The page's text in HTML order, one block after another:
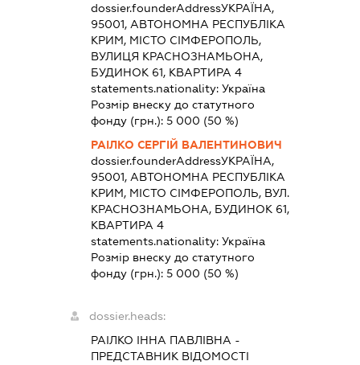
dossier.founderAddressУКРАЇНА,
95001, АВТОНОМНА РЕСПУБЛІКА
КРИМ, МІСТО СІМФЕРОПОЛЬ,
ВУЛИЦЯ КРАСНОЗНАМЬОНА,
БУДИНОК 61, КВАРТИРА 4
statements.nationality: Україна
Розмір внеску до статутного
фонду (грн.): 5 000 (50 %)
РАІЛКО СЕРГІЙ ВАЛЕНТИНОВИЧ
dossier.founderAddressУКРАЇНА,
95001, АВТОНОМНА РЕСПУБЛІКА
КРИМ, МІСТО СІМФЕРОПОЛЬ, ВУЛ.
КРАСНОЗНАМЬОНА, БУДИНОК 61,
КВАРТИРА 4
statements.nationality: Україна
Розмір внеску до статутного
фонду (грн.): 5 000 (50 %)
dossier.heads:
РАІЛКО ІННА ПАВЛІВНА -
ПРЕДСТАВНИКВІДОМОСТІ